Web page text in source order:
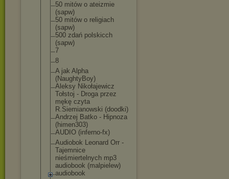
50 mitów o ateizmie
(sapw)
50 mitów o religiach
(sapw)
500 zdań polskicch
(sapw)
7
8
A jak Alpha
(NaughtyBoy)
Aleksy Nikołajewicz
Tołstoj - Droga przez
mękę czyta
R.Siemianowski (doodki)
Andrzej Batko - Hipnoza
(himen303)
AUDIO (inferno-fx)
Audiobok Leonard Orr -
Tajemnice
nieśmiertelnyc h mp3
audiobook (malpielew)
audiobook